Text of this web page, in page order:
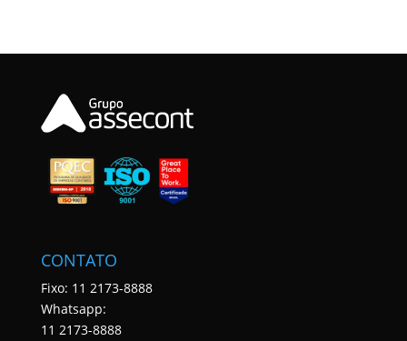
CONTATO
Fixo: 11 2173-8888
Whatsapp:
11 2173-8888